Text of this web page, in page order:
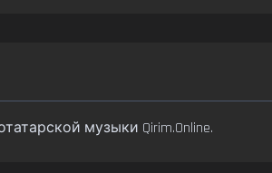
музыки Qirim.Online.